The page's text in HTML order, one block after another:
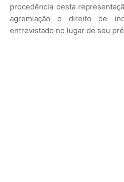
procedência desta
agremiação o direito de
entrevistado no lugar de seu